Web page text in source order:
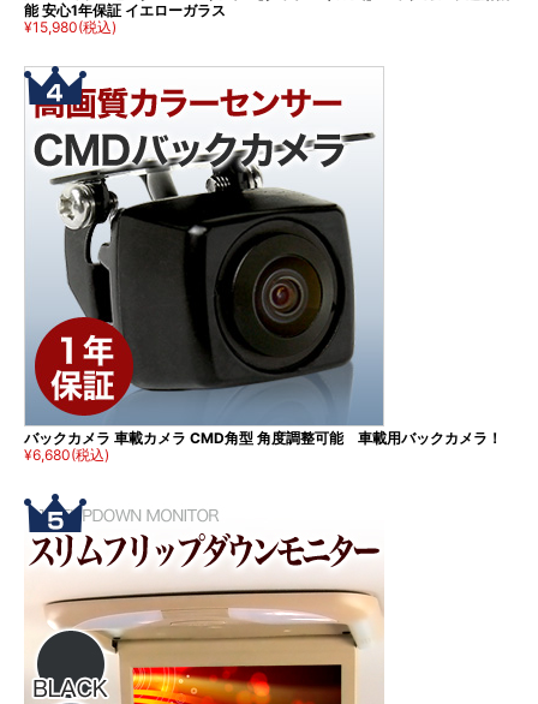
能 安心1年保証 イエローガラス
¥15,980(税込)
バックカメラ 車載カメラ CMD角型 角度調整可能 車載用バックカメラ！
¥6,680(税込)